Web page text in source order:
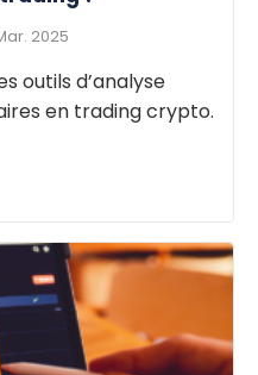
2025
outils d’analyse
en trading crypto.